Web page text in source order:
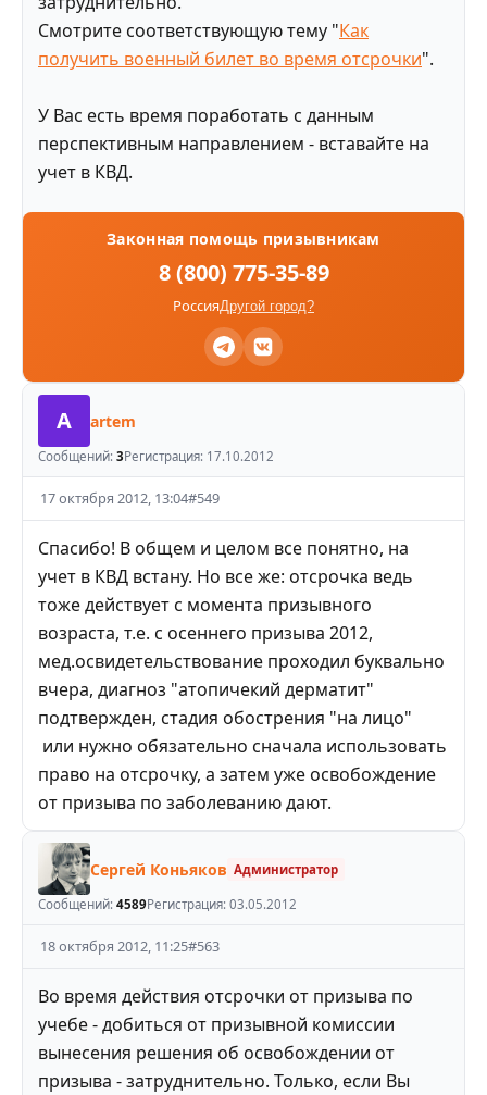
Смотрите соответствующую тему "Как
получить военный билет во время отсрочки".
У Вас есть время поработать с данным
перспективным направлением - вставайте на
учет в КВД.
Законная помощь призывникам
8 (800) 775-35-89
РоссияДругой город?
A artem
Сообщений: 3Регистрация: 17.10.2012
17 октября 2012, 13:04#549
Спасибо! В общем и целом все понятно, на
учет в КВД встану. Но все же: отсрочка ведь
тоже действует с момента призывного
возраста, т.е. с осеннего призыва 2012,
мед.освидетельствование проходил буквально
вчера, диагноз "атопичекий дерматит"
подтвержден, стадия обострения "на лицо"
или нужно обязательно сначала использовать
право на отсрочку, а затем уже освобождение
от призыва по заболеванию дают.
Сергей Коньяков Администратор
Сообщений: 4589Регистрация: 03.05.2012
18 октября 2012, 11:25#563
Во время действия отсрочки от призыва по
учебе - добиться от призывной комиссии
вынесения решения об освобождении от
призыва - затруднительно. Только, если Вы